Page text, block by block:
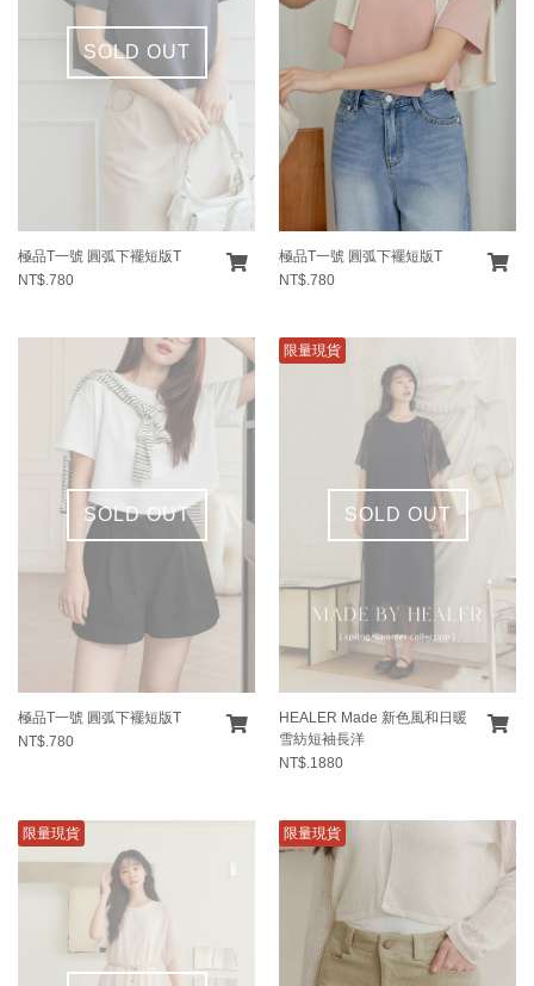
SOLD OUT
極品T一號 圓弧下襬短版T
NT$.780
極品T一號 圓弧下襬短版T
NT$.780
SOLD OUT
極品T一號 圓弧下襬短版T
NT$.780
SOLD OUT
限量現貨
HEALER Made 新色風和日暖
雪紡短袖長洋
NT$.1880
限量現貨 限量現貨